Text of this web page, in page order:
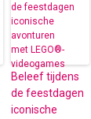
Beleef tijdens
de feestdagen
iconische